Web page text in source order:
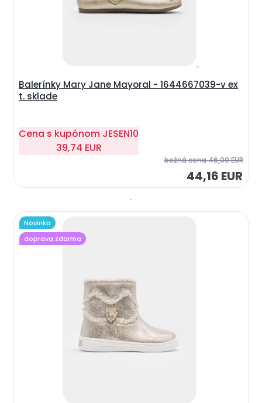
Balerínky Mary Jane Mayoral - 1644667039-v ex
t. sklade
bežná cena46,00 EUR
44,16 EUR
Cena s kupónom JESEN10
39,74 EUR
Novinka
doprava zdarma